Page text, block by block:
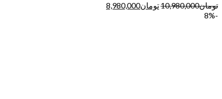
تومان10,980,000تومان8,980,000
-8%